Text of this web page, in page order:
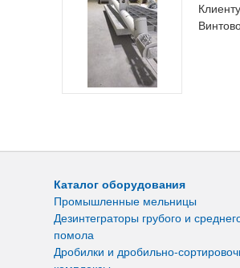
Каталог оборудования
Промышленные мельницы
Дезинтеграторы грубого и
помола
Дробилки и дробильно-